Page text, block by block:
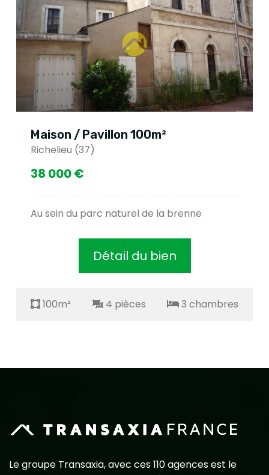
Maison / Pavillon 100m²
Richelieu (37)
38 000 €
Au sein du parc naturel de la brenne
Détail du bien
100m² 4 pièces 3 chambres
Le groupe Transaxia, avec ces 110 agences est le